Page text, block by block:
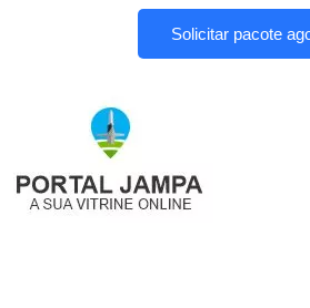
Solicitar pacote